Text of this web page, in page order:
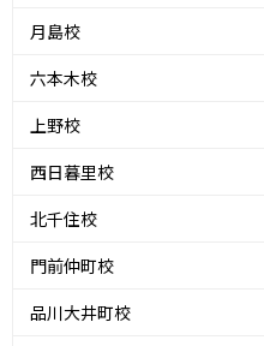
月島校
六本木校
上野校
西日暮里校
北千住校
門前仲町校
品川大井町校